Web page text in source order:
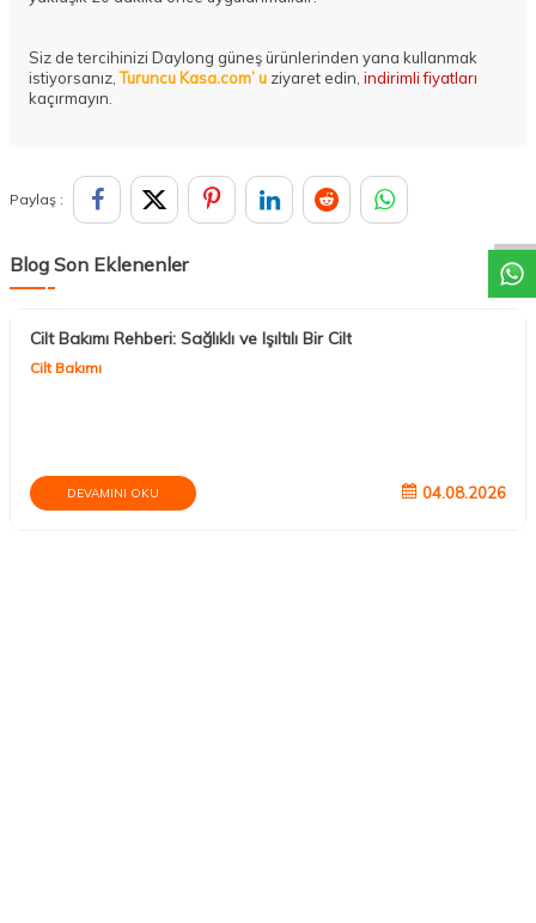
Siz de tercihinizi Daylong güneş ürünlerinden yana kullanmak
istiyorsanız,Turuncu Kasa.com’ u ziyaret edin, indirimli fiyatları
kaçırmayın.
Paylaş :
Blog Son Eklenenler
Cilt Bakımı Rehberi: Sağlıklı ve Işıltılı Bir Cilt
Cilt Bakımı
DEVAMINI OKU 04.08.2026